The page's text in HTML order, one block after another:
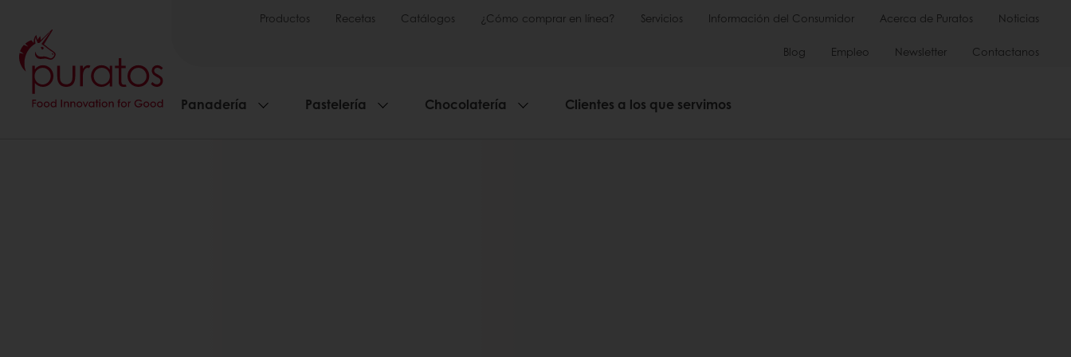
Productos Recetas Catálogos ¿Cómo comprar en línea? Servicios Información del Consumidor Acerca de Puratos Noticias
Blog Empleo Newsletter Contactanos
Panadería Pastelería Chocolatería Clientes a los que servimos